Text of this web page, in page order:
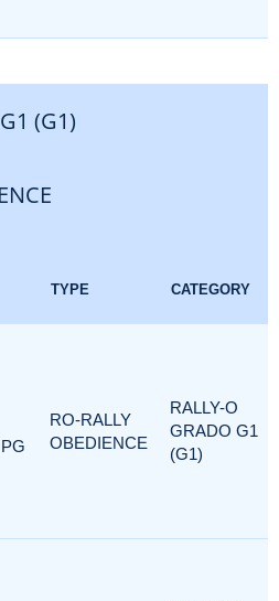
(G1)
TYPE CATEGORY
RO-RALLY
OBEDIENCE
RALLY-O
GRADO G1
(G1)